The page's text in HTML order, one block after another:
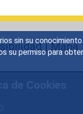
sin su
su permiso para
|Mapa
de Cookies